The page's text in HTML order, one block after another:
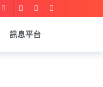
訊息平台